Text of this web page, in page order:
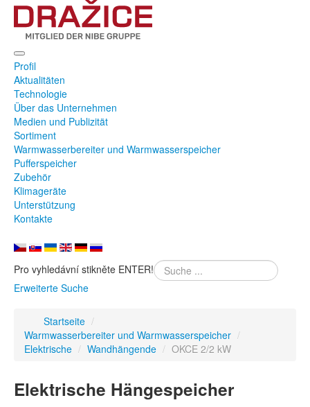
Profil
Aktualitäten
Technologie
Über das Unternehmen
Medien und Publizität
Sortiment
Warmwasserbereiter und Warmwasserspeicher
Pufferspeicher
Zubehör
Klimageräte
Unterstützung
Kontakte
Pro vyhledávní stikněte ENTER!
Erweiterte Suche
Startseite /
Warmwasserbereiter und Warmwasserspeicher /
Elektrische / Wandhängende / OKCE 2/2 kW
Elektrische Hängespeicher